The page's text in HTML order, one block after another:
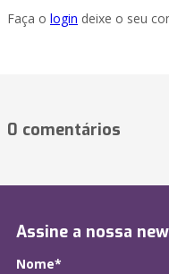
Faça o login deixe o seu
0 comentários
Assine a nossa
Nome*